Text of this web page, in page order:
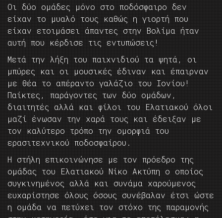
Οι δύο ομάδες μόνο στο ποδόσφαιρο δεν
είχαν το μυαλό τους καθώς η γιορτή που
είχαν ετοιμάσει άπαντες στην Βολίμα ήταν
αυτή που κέρδισε τις εντυπώσεις!
Μετά την λήξη του παιχνιδιού τα ψητά, οι
μπύρες και οι μουσικές έδιναν και έπαιρναν
με θέα το απέραντο γαλάζιο του Ιονίου!
Παίκτες, παράγοντες των δύο ομάδων,
διαιτητές αλλά και φίλοι του Ελατιακού όλοι
μαζί ένωσαν την χαρά τους και έδειξαν με
τον καλύτερο τρόπο την ομορφιά του
ερασιτεχνικού ποδοσφαίρου.
Η στήλη επικοινώνησε με τον πρόεδρο της
ομάδας του Ελατιακού Νίκο Ακτύπη ο οποίος
συγκινημένος αλλά και συνάμα χαρούμενος
ευχαρίστησε όλους όσους συνέβαλαν έτσι ώστε
η ομάδα να πετύχει τον στόχο της παραμονής